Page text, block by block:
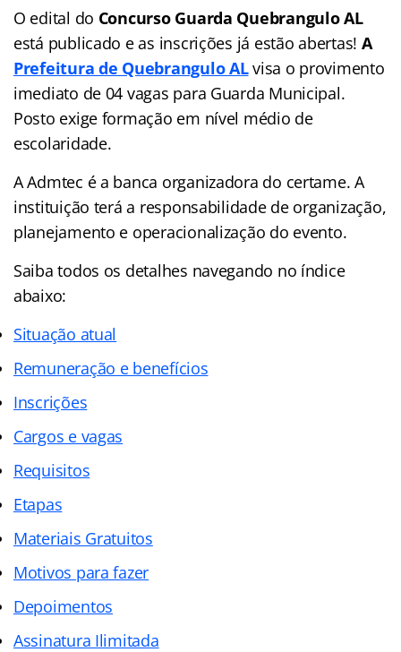
O edital do Concurso Guarda Quebrangulo AL
está publicado e as inscrições já estão abertas! A
Prefeitura de Quebrangulo ALvisa o provimento
imediato de 04 vagas para Guarda Municipal.
Posto exige formação em nível médio de
escolaridade.
A Admtec é a banca organizadora do certame. A
instituição terá a responsabilidade de organização,
planejamento e operacionalização do evento.
Saiba todos os detalhes navegando no índice
abaixo:
Situação atual
Remuneração e benefícios
Inscrições
Cargos e vagas
Requisitos
Etapas
Materiais Gratuitos
Motivos para fazer
Depoimentos
Assinatura Ilimitada